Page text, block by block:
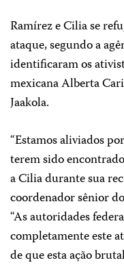
Ramírez e Cilia se
ataque, segundo a
identificaram os
mexicana Alberta
Jaakola.
“Estamos aliviados
terem sido
a Cilia durante sua
coordenador sênior
“As autoridades
completamente este
de que esta ação